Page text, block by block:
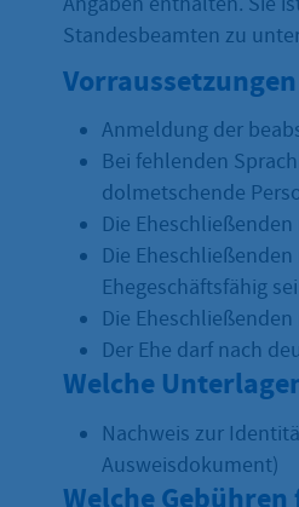
Standesbeamten zu
Vorraussetzungen
Anmeldung der
Bei fehlenden
dolmetschende
Die
Die
Ehegeschäftsfähig
Die
Der Ehe darf nach
Welche
Nachweis zur
Ausweisdokument)
Welche